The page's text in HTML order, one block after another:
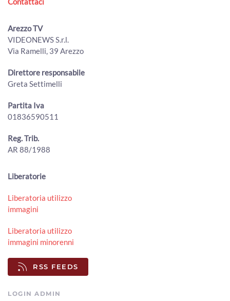
00:01:50 - Venerdì, 31 Luglio 2026
ArezzoTV
La Regione Toscana approva il Piano faunistico venatorio
00:02:06 - Venerdì, 31 Luglio 2026
ArezzoTV
giovani avvocati ai detenuti contro il caldo
50 milioni di tasse non riscosse, il comune di Arezzo punta
ArezzoTV
interrogazioni in consiglio comunale
00:03:39 - Giovedì, 30 Luglio 2026
ArezzoTV
Arezzo TV
VIDEONEWS S.r.l.
Via Ramelli, 39 Arezzo
Direttore responsabile
Greta Settimelli
Partita Iva
01836590511
Reg. Trib.
AR 88/1988
Liberatorie
Liberatoria utilizzo
immagini
Liberatoria utilizzo
immagini minorenni
RSS FEEDS
LOGIN ADMIN